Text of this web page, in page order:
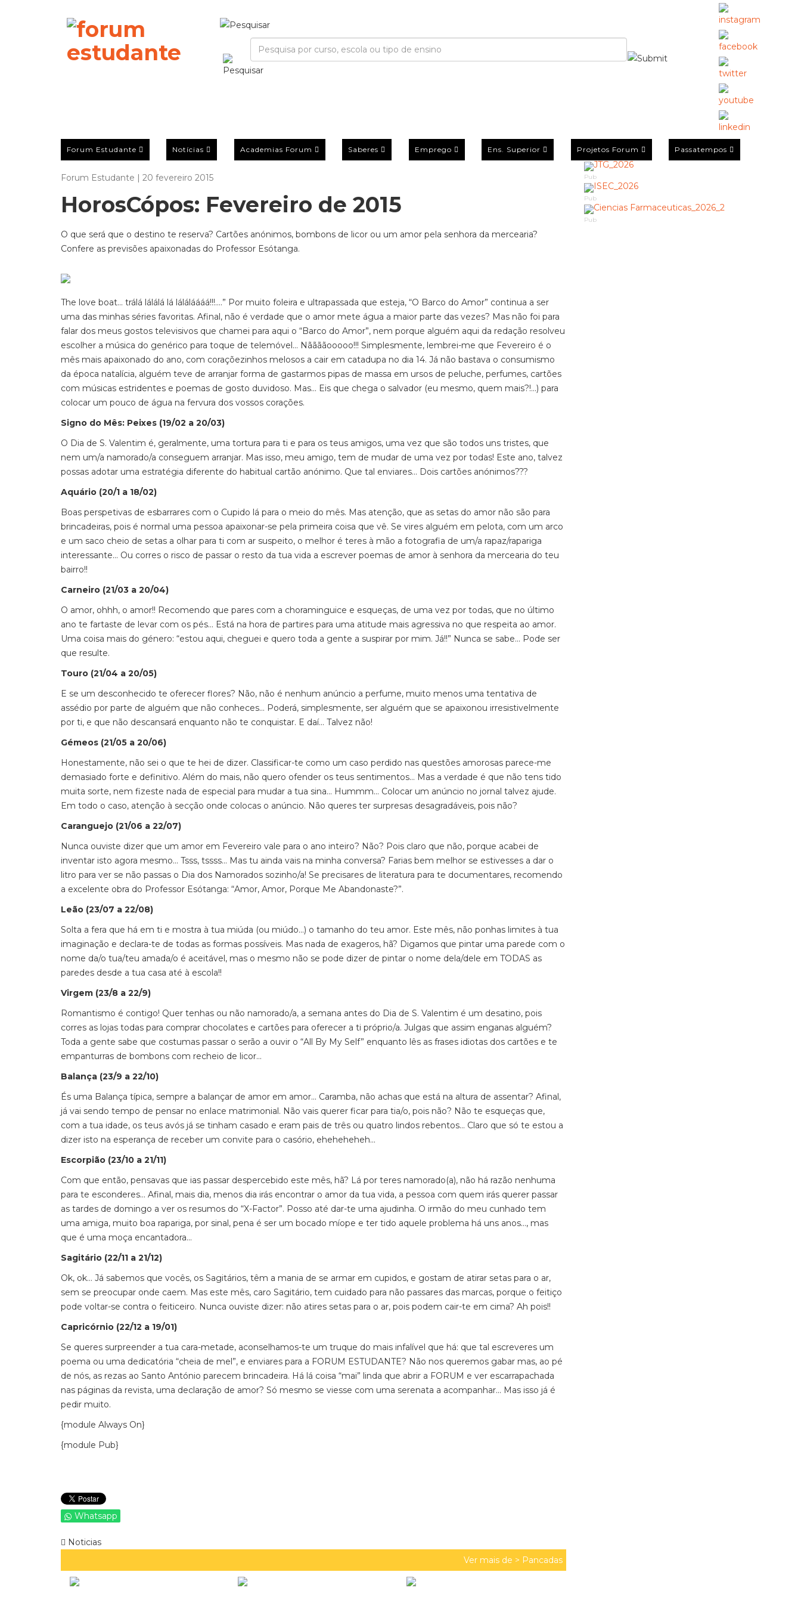
Forum Estudante Notícias Academias Forum Saberes Emprego Ens. Superior Projetos Forum Passatempos
Forum Estudante | 20 fevereiro 2015
HorosCópos: Fevereiro de 2015
O que será que o destino te reserva? Cartões anónimos, bombons de licor ou um amor pela senhora da mercearia?
Confere as previsões apaixonadas do Professor Esótanga.
The love boat... trálá lálálá lá láláláááá!!!....” Por muito foleira e ultrapassada que esteja, “O Barco do Amor” continua a ser
uma das minhas séries favoritas. Afinal, não é verdade que o amor mete água a maior parte das vezes? Mas não foi para
falar dos meus gostos televisivos que chamei para aqui o “Barco do Amor”, nem porque alguém aqui da redação resolveu
escolher a música do genérico para toque de telemóvel... Nããããooooo!!! Simplesmente, lembrei-me que Fevereiro é o
mês mais apaixonado do ano, com coraçõezinhos melosos a cair em catadupa no dia 14. Já não bastava o consumismo
da época natalícia, alguém teve de arranjar forma de gastarmos pipas de massa em ursos de peluche, perfumes, cartões
com músicas estridentes e poemas de gosto duvidoso. Mas... Eis que chega o salvador (eu mesmo, quem mais?!...) para
colocar um pouco de água na fervura dos vossos corações.
Signo do Mês: Peixes (19/02 a 20/03)
O Dia de S. Valentim é, geralmente, uma tortura para ti e para os teus amigos, uma vez que são todos uns tristes, que
nem um/a namorado/a conseguem arranjar. Mas isso, meu amigo, tem de mudar de uma vez por todas! Este ano, talvez
possas adotar uma estratégia diferente do habitual cartão anónimo. Que tal enviares... Dois cartões anónimos???
Aquário (20/1 a 18/02)
Boas perspetivas de esbarrares com o Cupido lá para o meio do mês. Mas atenção, que as setas do amor não são para
brincadeiras, pois é normal uma pessoa apaixonar-se pela primeira coisa que vê. Se vires alguém em pelota, com um arco
e um saco cheio de setas a olhar para ti com ar suspeito, o melhor é teres à mão a fotografia de um/a rapaz/rapariga
interessante... Ou corres o risco de passar o resto da tua vida a escrever poemas de amor à senhora da mercearia do teu
bairro!!
Carneiro (21/03 a 20/04)
O amor, ohhh, o amor!! Recomendo que pares com a choraminguice e esqueças, de uma vez por todas, que no último
ano te fartaste de levar com os pés... Está na hora de partires para uma atitude mais agressiva no que respeita ao amor.
Uma coisa mais do género: “estou aqui, cheguei e quero toda a gente a suspirar por mim. Já!!” Nunca se sabe... Pode ser
que resulte.
Touro (21/04 a 20/05)
E se um desconhecido te oferecer flores? Não, não é nenhum anúncio a perfume, muito menos uma tentativa de
assédio por parte de alguém que não conheces... Poderá, simplesmente, ser alguém que se apaixonou irresistivelmente
por ti, e que não descansará enquanto não te conquistar. E daí... Talvez não!
Gémeos (21/05 a 20/06)
Honestamente, não sei o que te hei de dizer. Classificar-te como um caso perdido nas questões amorosas parece-me
demasiado forte e definitivo. Além do mais, não quero ofender os teus sentimentos... Mas a verdade é que não tens tido
muita sorte, nem fizeste nada de especial para mudar a tua sina... Hummm... Colocar um anúncio no jornal talvez ajude.
Em todo o caso, atenção à secção onde colocas o anúncio. Não queres ter surpresas desagradáveis, pois não?
Caranguejo (21/06 a 22/07)
Nunca ouviste dizer que um amor em Fevereiro vale para o ano inteiro? Não? Pois claro que não, porque acabei de
inventar isto agora mesmo... Tsss, tssss... Mas tu ainda vais na minha conversa? Farias bem melhor se estivesses a dar o
litro para ver se não passas o Dia dos Namorados sozinho/a! Se precisares de literatura para te documentares, recomendo
a excelente obra do Professor Esótanga: “Amor, Amor, Porque Me Abandonaste?”.
Leão (23/07 a 22/08)
Solta a fera que há em ti e mostra à tua miúda (ou miúdo...) o tamanho do teu amor. Este mês, não ponhas limites à tua
imaginação e declara-te de todas as formas possíveis. Mas nada de exageros, hã? Digamos que pintar uma parede com o
nome da/o tua/teu amada/o é aceitável, mas o mesmo não se pode dizer de pintar o nome dela/dele em TODAS as
paredes desde a tua casa até à escola!!
Virgem (23/8 a 22/9)
Romantismo é contigo! Quer tenhas ou não namorado/a, a semana antes do Dia de S. Valentim é um desatino, pois
corres as lojas todas para comprar chocolates e cartões para oferecer a ti próprio/a. Julgas que assim enganas alguém?
Toda a gente sabe que costumas passar o serão a ouvir o “All By My Self” enquanto lês as frases idiotas dos cartões e te
empanturras de bombons com recheio de licor...
Balança (23/9 a 22/10)
És uma Balança típica, sempre a balançar de amor em amor... Caramba, não achas que está na altura de assentar? Afinal,
já vai sendo tempo de pensar no enlace matrimonial. Não vais querer ficar para tia/o, pois não? Não te esqueças que,
com a tua idade, os teus avós já se tinham casado e eram pais de três ou quatro lindos rebentos... Claro que só te estou a
dizer isto na esperança de receber um convite para o casório, eheheheheh...
Escorpião (23/10 a 21/11)
Com que então, pensavas que ias passar despercebido este mês, hã? Lá por teres namorado(a), não há razão nenhuma
para te esconderes... Afinal, mais dia, menos dia irás encontrar o amor da tua vida, a pessoa com quem irás querer passar
as tardes de domingo a ver os resumos do “X-Factor”. Posso até dar-te uma ajudinha. O irmão do meu cunhado tem
uma amiga, muito boa rapariga, por sinal, pena é ser um bocado míope e ter tido aquele problema há uns anos..., mas
que é uma moça encantadora...
Sagitário (22/11 a 21/12)
Ok, ok... Já sabemos que vocês, os Sagitários, têm a mania de se armar em cupidos, e gostam de atirar setas para o ar,
sem se preocupar onde caem. Mas este mês, caro Sagitário, tem cuidado para não passares das marcas, porque o feitiço
pode voltar-se contra o feiticeiro. Nunca ouviste dizer: não atires setas para o ar, pois podem cair-te em cima? Ah pois!!
Capricórnio (22/12 a 19/01)
Se queres surpreender a tua cara-metade, aconselhamos-te um truque do mais infalível que há: que tal escreveres um
poema ou uma dedicatória “cheia de mel”, e enviares para a FORUM ESTUDANTE? Não nos queremos gabar mas, ao pé
de nós, as rezas ao Santo António parecem brincadeira. Há lá coisa “mai” linda que abrir a FORUM e ver escarrapachada
nas páginas da revista, uma declaração de amor? Só mesmo se viesse com uma serenata a acompanhar... Mas isso já é
pedir muito.
{module Always On}
{module Pub}
Whatsapp
Noticias
Ver mais de > Pancadas
Pub
Pub
Pub